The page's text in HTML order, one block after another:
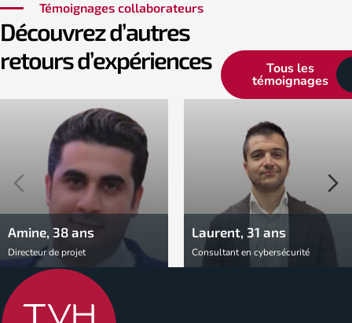
Témoignages collaborateurs
Découvrez d’autres
retours d’expériences
Tous les
témoignages
Amine, 38 ans
Directeur de projet
Laurent, 31 ans
Consultant en cybersécurité